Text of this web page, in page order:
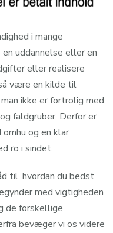
i mange
uddannelse eller en
eller realisere
være en kilde til
ikke er fortrolig med
faldgruber. Derfor er
og en klar
ro i sindet.
til, hvordan du bedst
med vigtigheden
de forskellige
bevæger vi os videre